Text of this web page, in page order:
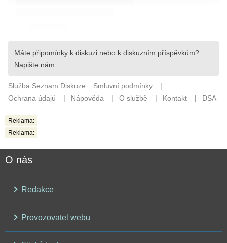
Reklama:
Reklama:
O nás
Redakce
Provozovatel webu